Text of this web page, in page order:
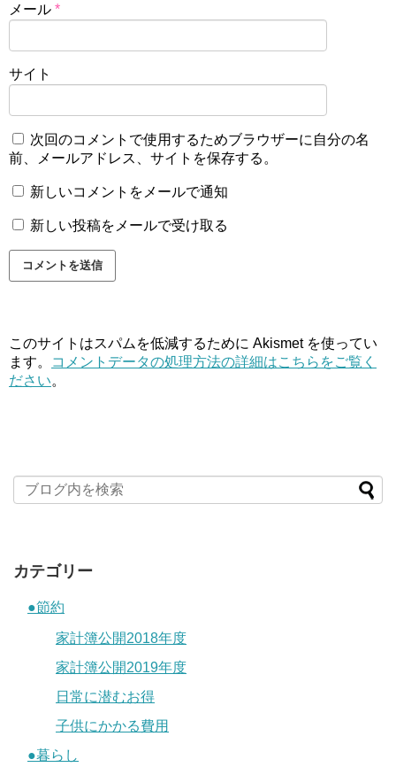
メール *
サイト
次回のコメントで使用するためブラウザーに自分の名
前、メールアドレス、サイトを保存する。
新しいコメントをメールで通知
新しい投稿をメールで受け取る
このサイトはスパムを低減するために Akismet を使ってい
ます。
コメントデータの処理方法の詳細はこちらをご覧く
ださい。
カテゴリー
●節約
家計簿公開2018年度
家計簿公開2019年度
日常に潜むお得
子供にかかる費用
●暮らし